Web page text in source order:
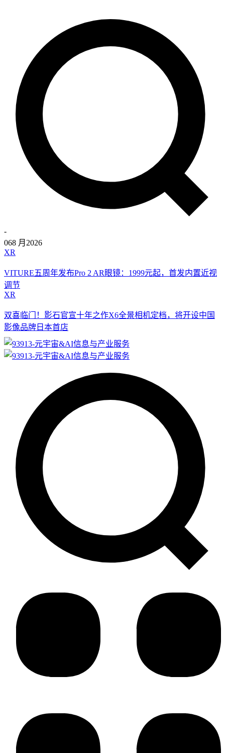
-
068 月 2026
XR
VITURE五周年发布Pro 2 AR眼镜：1999元起，首发内置近视
调节
XR
双喜临门！影石官宣十年之作X6全景相机定档，将开设中国
影像品牌日本首店